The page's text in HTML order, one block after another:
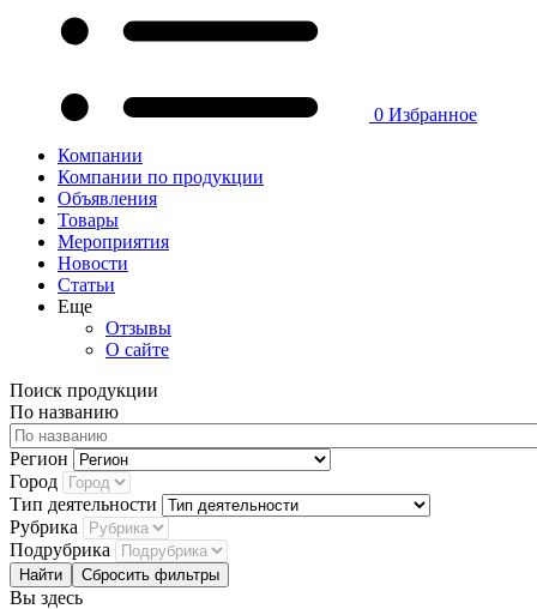
0 Избранное
Компании
Компании по продукции
Объявления
Товары
Мероприятия
Новости
Статьи
Еще
Отзывы
О сайте
Поиск продукции
По названию
Регион
Город
Тип деятельности
Рубрика
Подрубрика
Сбросить фильтры
Вы здесь